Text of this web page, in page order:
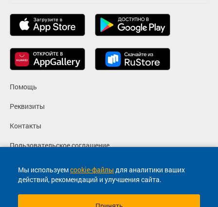
Мы используемcookie-файлы для аналитики ваших
действий, рекомендаций и улучшения сайта.
Помощь
Реквизиты
Контакты
Пользовательское соглашение
Политика конфиденциальности
Согласие на маркетинговые сообщения